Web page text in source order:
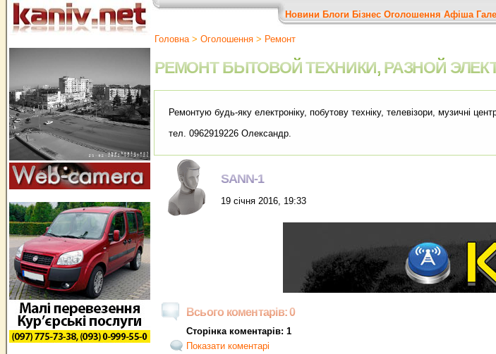
Новини Блоги Бізнес Оголошення Афіша
Головна> Оголошення > Ремонт
РЕМОНТ БЫТОВОЙ ТЕХНИКИ, РАЗНОЙ
Ремонтую будь-яку електронiку, побутову технiку, телевiзори, музичнi
тел. 0962919226 Олександр.
SANN-1
19 січня 2016, 19:33
Всього коментарів: 0
Сторінка коментарів: 1
Показати коментарі